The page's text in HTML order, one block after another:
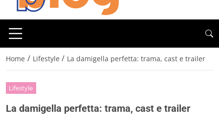
Home / Lifestyle / La damigella perfetta: trama, cast e trailer
Lifestyle
La damigella perfetta: trama, cast e trailer